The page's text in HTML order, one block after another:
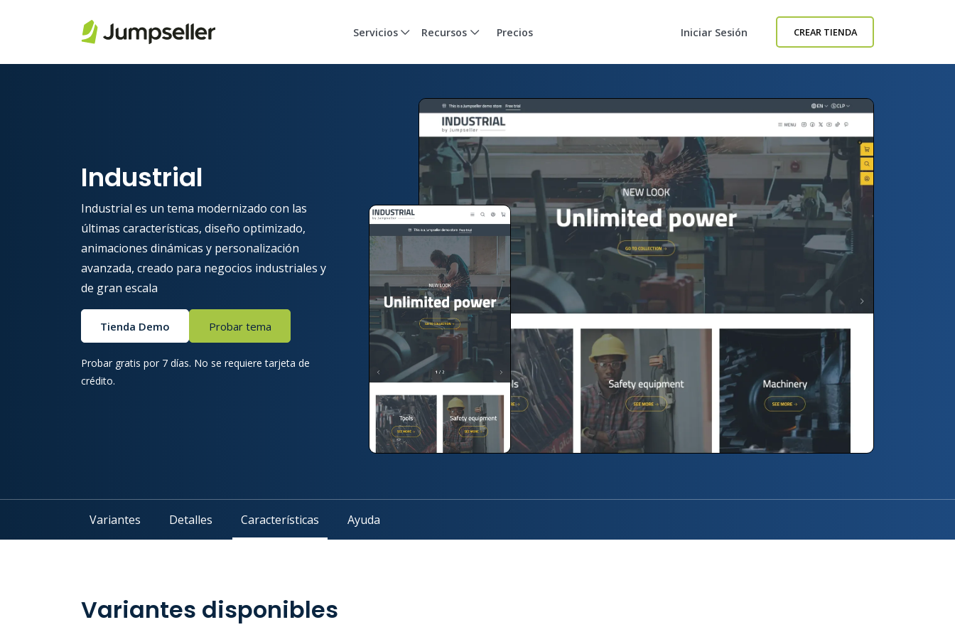
Servicios Recursos Precios Iniciar Sesión CREAR TIENDA
Industrial
Industrial es un tema modernizado con las
últimas características, diseño optimizado,
animaciones dinámicas y personalización
avanzada, creado para negocios industriales y
de gran escala
Tienda Demo Probar tema
Probar gratis por 7 días. No se requiere tarjeta de
crédito.
Variantes Detalles Características Ayuda
Variantes disponibles